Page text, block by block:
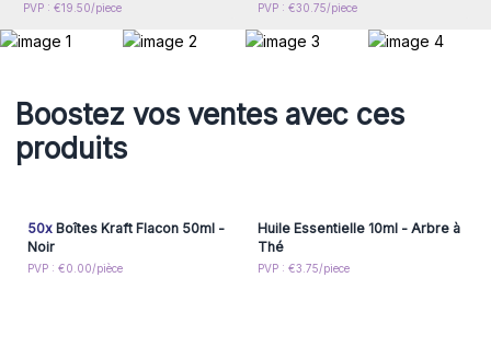
PVP : €19.50/piece PVP : €30.75/piece
Boostez vos ventes avec ces
produits
50xBoîtes Kraft Flacon 50ml -
Noir
PVP : €0.00/pièce
Huile Essentielle 10ml - Arbre à
Thé
PVP : €3.75/piece